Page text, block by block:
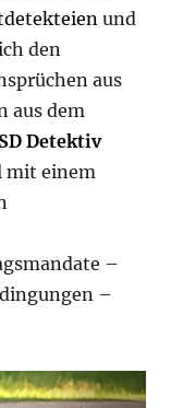
und
den
aus
aus dem
Detektiv
mit einem
–
–